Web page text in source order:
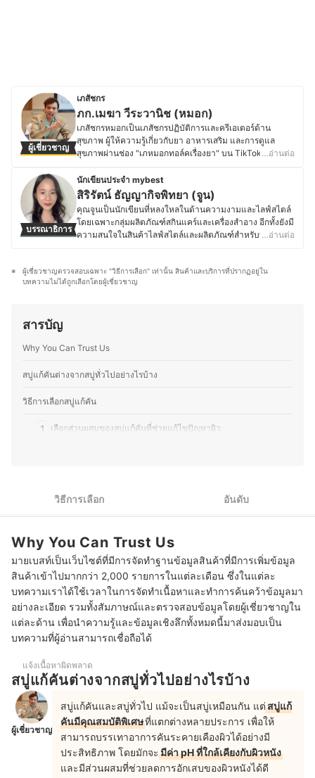
ผู้เชี่ยวชาญ
เภสัชกร
ภก.เมฆา วีระวานิช (หมอก)
เภสัชกรหมอกเป็นเภสัชกรปฏิบัติการและครีเอเตอร์ด้าน
สุขภาพ ผู้ให้ความรู้เกี่ยวกับยา อาหารเสริม และการดูแล
สุขภาพผ่านช่อง "เภหมอกทอล์คเรื่องยา" บน TikTok โดยมุ่ง
และสุขภาพ ผ่านการอธิบายที่เข้าใจง่ายและนำไปใช้ได้จริง
ด้วยความหลงใหลในสายงานเภสัชกรรม เภสัชกรหมอกมี
ประสบการณ์เข้าร่วมกิจกรรมและการแข่งขันที่เกี่ยวข้องกับยา
และสุขภาพตั้งแต่สมัยเรียน ทั้งในระดับประเทศและนานาชาติ
ทำให้มีทักษะในการสื่อสารความรู้ทางวิชาการให้ง่ายต่อการ
เทคนิคการดูแลสุขภาพเชิงป้องกัน เพื่อให้ผู้คนดูแลตัวเองและ
คนรอบข้างได้อย่างมีประสิทธิภาพ นอกจากนี้ เภสัชกรหมอก
อาหารเสริมที่พบได้บ่อยในสังคม
…อ่านต่อ
บรรณาธิการ
นักเขียนประจำ mybest
สิริรัตน์ ธัญญากิจพิทยา (จูน)
คุณจูนเป็นนักเขียนที่หลงใหลในด้านความงามและไลฟ์สไตล์
โดยเฉพาะกลุ่มผลิตภัณฑ์สกินแคร์และเครื่องสำอาง อีกทั้งยังมี
ความสนใจในสินค้าไลฟ์สไตล์และผลิตภัณฑ์สำหรับบ้าน ที่
รักในการอ่านและใส่ใจในรายละเอียด คุณจูนจึงให้ความ
สำคัญกับการเลือกสรรสินค้าที่มีคุณภาพสูง พร้อมทั้งมีทักษะใน
คุ้มค่ากับผู้อ่านมากที่สุด ไม่เพียงช่วยประหยัดเวลา แต่ยังช่วย
ประสิทธิภาพ
…อ่านต่อ
ผู้เชี่ยวชาญตรวจสอบเฉพาะ "วิธีการเลือก" เท่านั้น สินค้าและบริการที่ปรากฏอยู่ใน
บทความไม่ได้ถูกเลือกโดยผู้เชี่ยวชาญ
สารบัญ
Why You Can Trust Us
สบู่แก้คันต่างจากสบู่ทั่วไปอย่างไรบ้าง
วิธีการเลือกสบู่แก้คัน
1 เลือกส่วนผสมของสบู่แก้คันที่ช่วยแก้ไขปัญหาผิว
4 เลือกสบู่แก้คันที่มีคุณสมบัติพิเศษในการบำรุงผิวเพิ่มเติมอื่น ๆ ได้
5 เลือกสบู่แก้คันที่มีมาตรฐานรับรองหรือการทดสอบจากแพทย์ผิวหนัง
6 เลือกสบู่แก้คันจากแบรนด์ที่น่าเชื่อถือ
10 สบู่แก้คัน ยี่ห้อไหนดี ภูมิแพ้ผิวหนัง อักเสบ
สบู่แก้คันหากไม่มีอาการคันสามารถใช้งานได้ไหม
สบู่แก้คันรักษาผดผื่นได้หรือไม่
วิธีการเลือก อันดับ
Why You Can Trust Us
มายเบสท์เป็นเว็บไซต์ที่มีการจัดทำฐานข้อมูลสินค้าที่มีการเพิ่มข้อมูล
สินค้าเข้าไปมากกว่า 2,000 รายการในแต่ละเดือน ซึ่งในแต่ละ
บทความเราได้ใช้เวลาในการจัดทำเนื้อหาและทำการค้นคว้าข้อมูลมา
อย่างละเอียด รวมทั้งสัมภาษณ์และตรวจสอบข้อมูลโดยผู้เชี่ยวชาญใน
แต่ละด้าน เพื่อนำความรู้และข้อมูลเชิงลึกทั้งหมดนี้มาส่งมอบเป็น
บทความที่ผู้อ่านสามารถเชื่อถือได้
แจ้งเนื้อหาผิดพลาด
สบู่แก้คันต่างจากสบู่ทั่วไปอย่างไรบ้าง
ผู้เชี่ยวชาญ
สบู่แก้คันและสบู่ทั่วไป แม้จะเป็นสบู่เหมือนกัน แต่สบู่แก้
คันมีคุณสมบัติพิเศษที่แตกต่างหลายประการ เพื่อให้
สามารถบรรเทาอาการคันระคายเคืองผิวได้อย่างมี
ประสิทธิภาพ โดยมักจะมีค่า pH ที่ใกล้เคียงกับผิวหนัง
และมีส่วนผสมที่ช่วยลดการอักเสบของผิวหนังได้ดี